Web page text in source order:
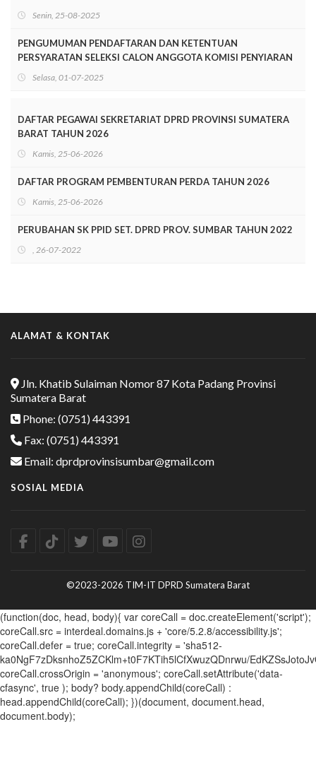
SUMATERA BARAT PERIODE 2025-2028
Senin, 25-08-2025
PENGUMUMAN PENDAFTARAN DAN KETENTUAN
PERSYARATAN SELEKSI CALON ANGGOTA KOMISI PENYIARAN
INDONESIA DAERAH SUMATERA BARAT MASA JABATAN
TAHUN 2025-2028
Selasa, 01-07-2025
DAFTAR PEGAWAI SEKRETARIAT DPRD PROVINSI SUMATERA
BARAT TAHUN 2026
Kamis, 25-06-2026
DAFTAR PROGRAM PEMBENTURAN PERDA TAHUN 2026
Kamis, 25-06-2026
PERUBAHAN SK PPID SET. DPRD PROV. SUMBAR TAHUN 2022
, 26-07-2022
ALAMAT & KONTAK
Jln. Khatib Sulaiman Nomor 87 Kota Padang Provinsi
Sumatera Barat
Phone: (0751) 443391
Fax: (0751) 443391
Email: dprdprovinsisumbar@gmail.com
SOSIAL MEDIA
©2023-2026 TIM-IT DPRD Sumatera Barat
(function(doc, head, body){ var coreCall = doc.createElement('script');
coreCall.src = interdeal.domains.js + 'core/5.2.8/accessibility.js';
coreCall.defer = true; coreCall.integrity = 'sha512-
ka0NgF7zDksnhoZ5ZCKlm+t0F7KTih5lCfXwuzQDnrwu/
coreCall.crossOrigin = 'anonymous'; coreCall.setAttribute('data-
cfasync', true ); body? body.appendChild(coreCall) :
head.appendChild(coreCall); })(document, document.head,
document.body);